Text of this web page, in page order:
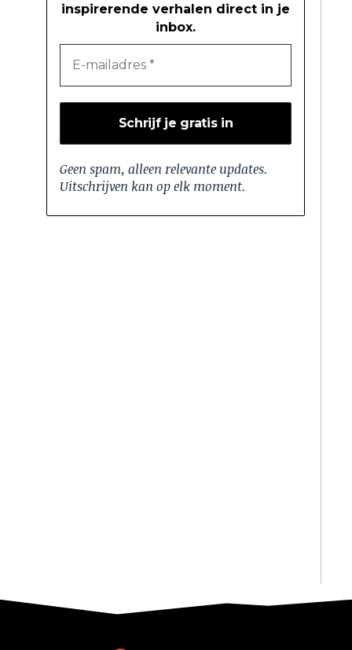
inspirerende verhalen direct in je
inbox.
Geen spam, alleen relevante updates.
Uitschrijven kan op elk moment.